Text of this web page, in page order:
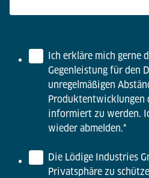
Ich erkläre mich gerne
Gegenleistung für den
unregelmäßigen
Produktentwicklungen
informiert zu werden.
wieder abmelden.*
Die Lödige Industries
Privatsphäre zu